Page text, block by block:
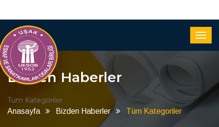
Bizden Haberler
Tüm Kategoriler
Anasayfa Bizden Haberler Tüm Kategoriler